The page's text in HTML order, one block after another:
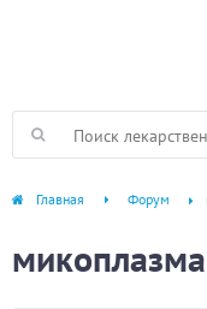
Главная Форум
микоплазма